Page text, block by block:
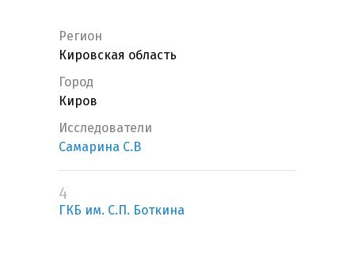
Регион
Кировская область
Город
Киров
Исследователи
Самарина С.В
4
ГКБ им. С.П. Боткина